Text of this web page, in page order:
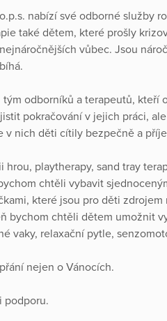
nabízí své odborné služby
také dětem, které prošly
vůbec. Jsou
tým odborníků a terapeutů, kteří
pokračování v jejich práci,
v nich děti cítily bezpečně a
hrou, playtherapy, sand tray
chtěli vybavit
které jsou pro děti
bychom chtěli dětem umožnit
vaky, relaxační pytle,
nejen o Vánocích.
podporu.